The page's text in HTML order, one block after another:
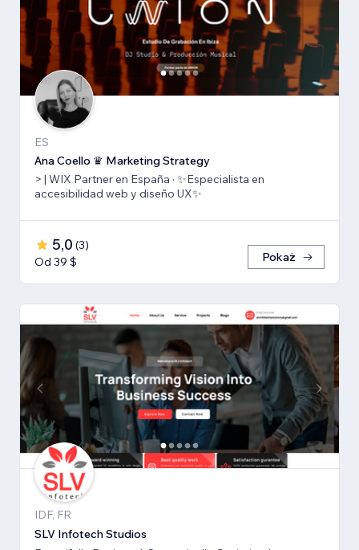
ES
Ana Coello ♛ Marketing Strategy
> | WIX Partner en España · ✨Especialista en
accesibilidad web y diseño UX✨
5,0 (3)
Od 39 $
Pokaż
IDF, FR
SLV Infotech Studios